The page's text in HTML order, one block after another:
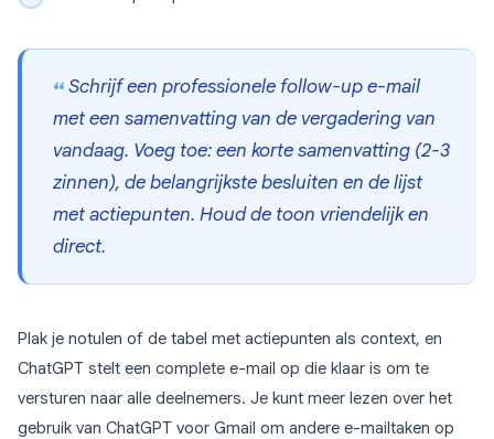
Schrijf een professionele follow-up e-mail
met een samenvatting van de vergadering van
vandaag. Voeg toe: een korte samenvatting (2-3
zinnen), de belangrijkste besluiten en de lijst
met actiepunten. Houd de toon vriendelijk en
direct.
Plak je notulen of de tabel met actiepunten als context, en
ChatGPT stelt een complete e-mail op die klaar is om te
versturen naar alle deelnemers. Je kunt meer lezen over het
gebruik van ChatGPT voor Gmail om andere e-mailtaken op